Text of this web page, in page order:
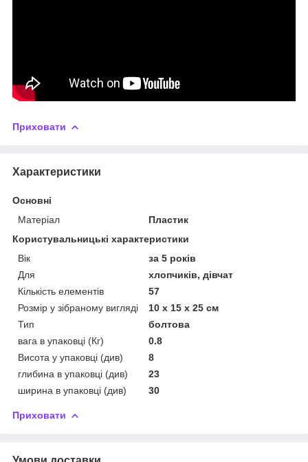
Приховати
Характеристики
Основні
Матеріал
Пластик
Користувальницькі характеристики
Вік
за 5 років
Для
хлопчиків, дівчат
Кількість елементів
57
Розмір у зібраному вигляді
10 x 15 x 25 см
Тип
болтова
вага в упаковці (Кг)
0.8
Висота у упаковці (див)
8
глибина в упаковці (див)
23
ширина в упаковці (див)
30
Приховати